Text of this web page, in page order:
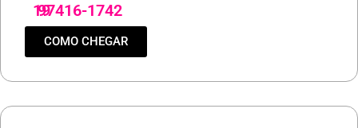
19
97416-1742
COMO CHEGAR